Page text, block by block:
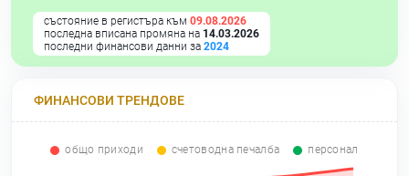
състояние в регистъра към 09.08.2026
последна вписана промяна на 14.03.2026
последни финансови данни за 2024
ФИНАНСОВИ ТРЕНДОВЕ
общо приходи счетоводна печалба персонал